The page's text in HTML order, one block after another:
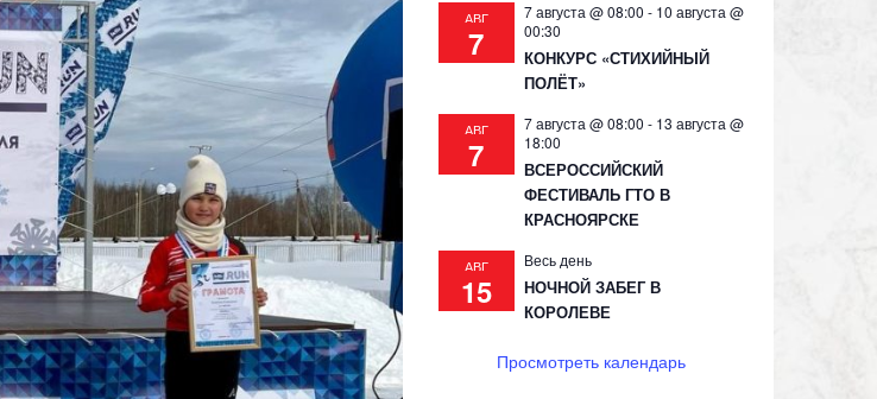
АВГ
7
7 августа @ 08:00 - 10 августа @
00:30
КОНКУРС «СТИХИЙНЫЙ
ПОЛЁТ»
АВГ
7
7 августа @ 08:00 - 13 августа @
18:00
ВСЕРОССИЙСКИЙ
ФЕСТИВАЛЬ ГТО В
КРАСНОЯРСКЕ
АВГ
15
Весь день
НОЧНОЙ ЗАБЕГ В
КОРОЛЕВЕ
Просмотреть календарь